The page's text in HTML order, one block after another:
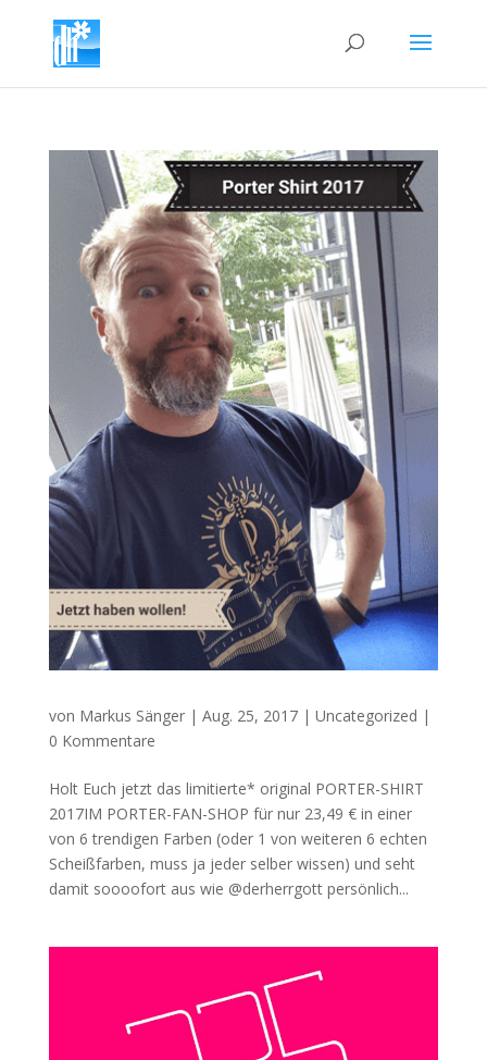
von Markus Sänger| Aug. 25, 2017| Uncategorized |
0 Kommentare
Holt Euch jetzt das limitierte* original PORTER-SHIRT
2017IM PORTER-FAN-SHOP für nur 23,49 € in einer
von 6 trendigen Farben (oder 1 von weiteren 6 echten
Scheißfarben, muss ja jeder selber wissen) und seht
damit soooofort aus wie @derherrgott persönlich...